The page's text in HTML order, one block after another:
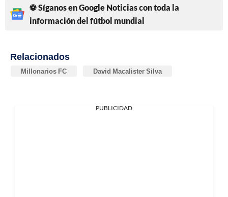
⚽ Síganos en Google Noticias con toda la
información del fútbol mundial
Relacionados
Millonarios FC David Macalister Silva
PUBLICIDAD